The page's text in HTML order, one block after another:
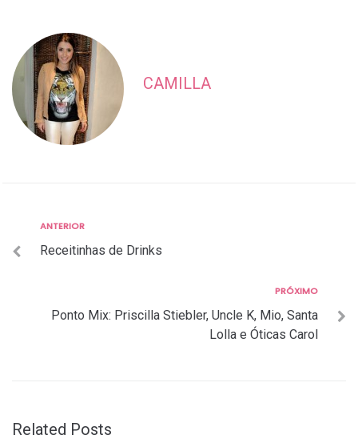
CAMILLA
Navegação
de
Anterior
ANTERIOR
Receitinhas de Drinks
PRÓXIMO
Ponto Mix: Priscilla Stiebler, Uncle K, Mio, Santa
Lolla e Óticas Carol
Related Posts